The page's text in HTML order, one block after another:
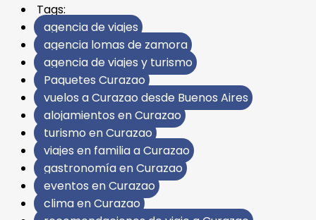
Tags:
agencia de viajes
agencia lomas de zamora
agencia de viajes y turismo
Paquetes Curazao
vuelos a Curazao desde Buenos Aires
alojamientos en Curazao
turismo en Curazao
viajes en familia a Curazao
gastronomía en Curazao
eventos en Curazao
clima en Curazao